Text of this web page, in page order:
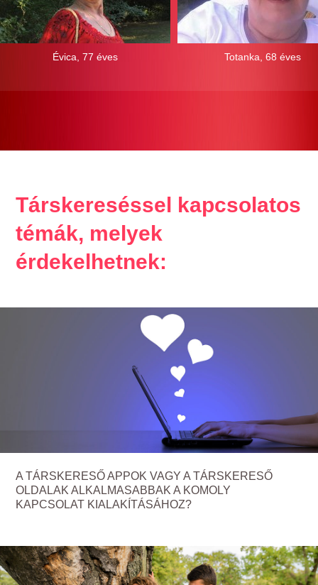
Évica, 77 éves Totanka, 68 éves
Társkereséssel kapcsolatos
témák, melyek
érdekelhetnek:
A TÁRSKERESŐ APPOK VAGY A TÁRSKERESŐ
OLDALAK ALKALMASABBAK A KOMOLY
KAPCSOLAT KIALAKÍTÁSÁHOZ?